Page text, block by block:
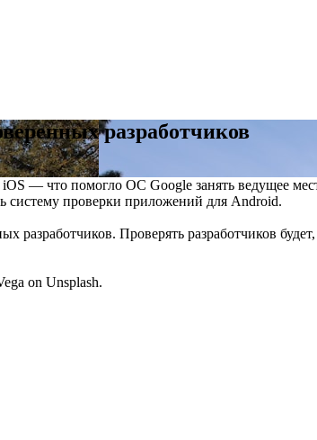
разработчиков
— что помогло ОС Google занять ведущее
систему проверки приложений для Android.
Проверять разработчиков
on Unsplash.